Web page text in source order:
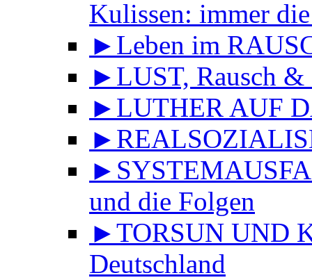
Kulissen: immer
►Leben im
►LUST, Rausch
►LUTHER AUF
und die Folgen
►TORSUN UND
Deutschland